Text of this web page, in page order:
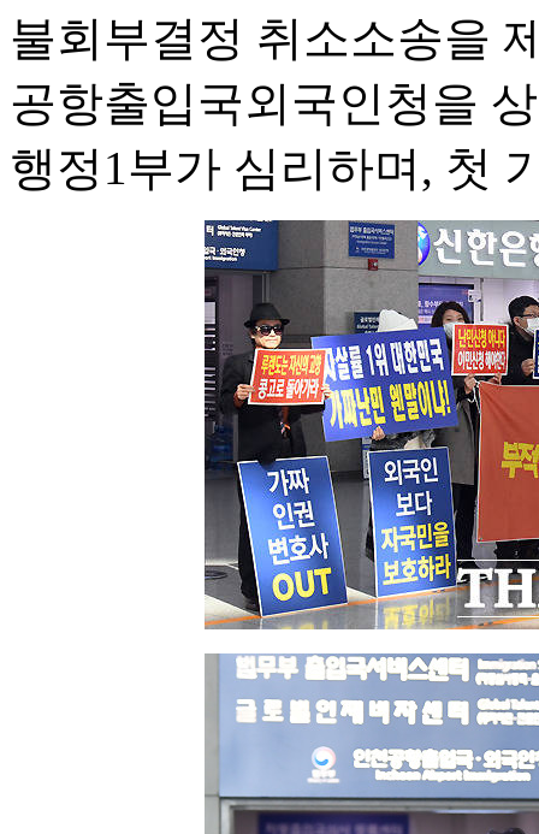
불회부결정 취소소송을
공항출입국외국인청을
행정1부가 심리하며, 첫